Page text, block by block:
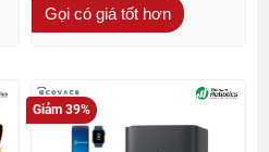
Gọi có giá tốt hơn
Giảm 39%